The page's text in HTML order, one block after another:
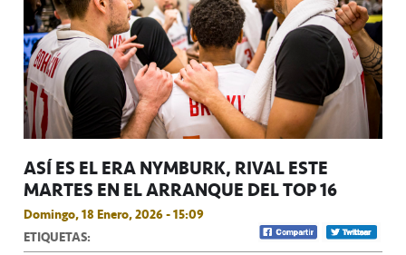
ASÍ ES EL ERA NYMBURK, RIVAL ESTE
MARTES EN EL ARRANQUE DEL TOP 16
Domingo, 18 Enero, 2026 - 15:09
ETIQUETAS: